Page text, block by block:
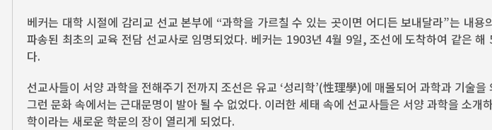
베커는 대학 시절에 감리교 선교 본부에 “과학을 가르칠 수 있는 곳이면 어디든 보내달라”는 내
파송된 최초의 교육 전담 선교사로 임명되었다. 베커는 1903년 4월 9일, 조선에 도착하여 같은
다.
선교사들이 서양 과학을 전해주기 전까지 조선은 유교 ‘성리학’(性理學)에 매몰되어 과학과 기술
그런 문화 속에서는 근대문명이 발아 될 수 없었다. 이러한 세태 속에 선교사들은 서양 과학을 소개
학이라는 새로운 학문의 장이 열리게 되었다.